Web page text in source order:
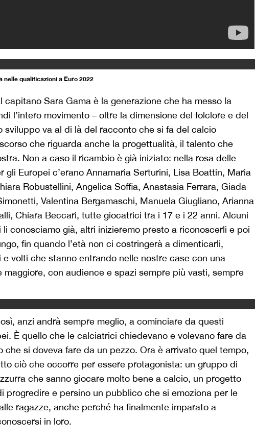
nelle qualificazioni a Euro 2022
capitano Sara Gama è la generazione che ha messo la
l’intero movimento – oltre la dimensione del folclore e del
sviluppo va al di là del racconto che si fa del calcio
che riguarda anche la progettualità, il talento che
Non a caso il ricambio è già iniziato: nella rosa delle
gli Europei c’erano Annamaria Serturini, Lisa Boattin, Maria
Robustellini, Angelica Soffia, Anastasia Ferrara, Giada
Valentina Bergamaschi, Manuela Giugliano, Arianna
Chiara Beccari, tutte giocatrici tra i 17 e i 22 anni. Alcuni
li conosciamo già, altri inizieremo presto a riconoscerli e poi
fin quando l’età non ci costringerà a dimenticarli,
e volti che stanno entrando nelle nostre case con una
maggiore, con audience e spazi sempre più vasti, sempre
anzi andrà sempre meglio, a cominciare da questi
È quello che le calciatrici chiedevano e volevano fare da
che si doveva fare da un pezzo. Ora è arrivato quel tempo,
ciò che occorre per essere protagonista: un gruppo di
che sanno giocare molto bene a calcio, un progetto
progredire e persino un pubblico che si emoziona per le
ragazze, anche perché ha finalmente imparato a
in loro.